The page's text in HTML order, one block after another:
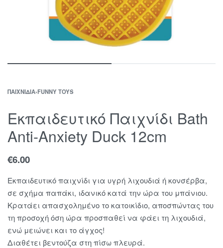
ΠΑΙΧΝΊΔΙΑ›FUNNY TOYS
Εκπαιδευτικό Παιχνίδι Bath
Anti-Anxiety Duck 12cm
€6.00
Εκπαιδευτικό παιχνίδι για υγρή λιχουδιά ή κονσέρβα,
σε σχήμα παπάκι, ιδανικό κατά την ώρα του μπάνιου.
Κρατάει απασχολημένο το κατοικίδιο, αποσπώντας του
τη προσοχή όση ώρα προσπαθεί να φάει τη λιχουδιά,
ενώ μειώνει και το άγχος!
Διαθέτει βεντούζα στη πίσω πλευρά.